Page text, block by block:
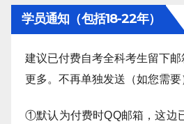
学员通知（包括18-22年）
建议已付费自考全科考生留下
更多。不再单独发送（如您需要
①默认为付费时QQ邮箱，这边